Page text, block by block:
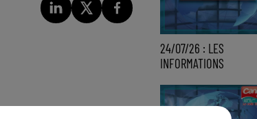
24/07/26 : LES
INFORMATIONS